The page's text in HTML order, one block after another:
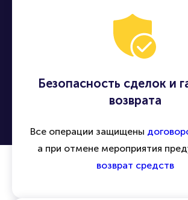
Безопасность сделок и
возврата
Все операции защищены
а при отмене мероприятия
возврат средств